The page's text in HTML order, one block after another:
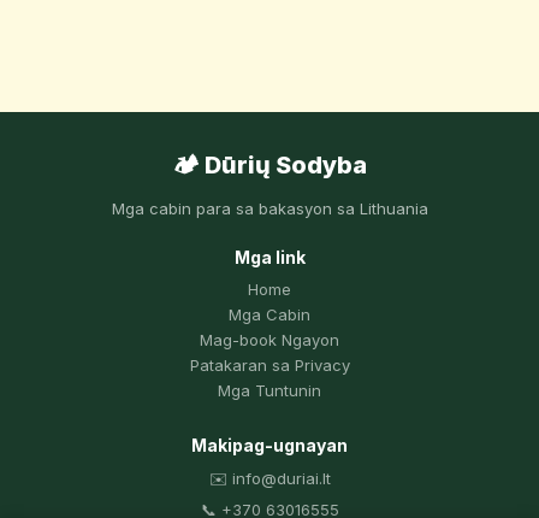
🏕️ Dūrių Sodyba
Mga cabin para sa bakasyon sa Lithuania
Mga link
Home
Mga Cabin
Mag-book Ngayon
Patakaran sa Privacy
Mga Tuntunin
Makipag-ugnayan
✉️ info@duriai.lt
📞 +370 63016555